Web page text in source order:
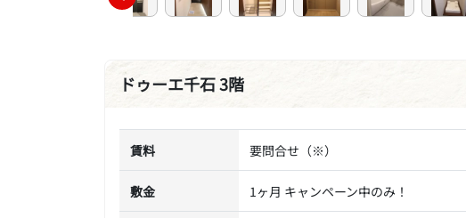
ドゥーエ千石 3階
賃料 要問合せ（※）
敷金 1ヶ月 キャンペーン中のみ！